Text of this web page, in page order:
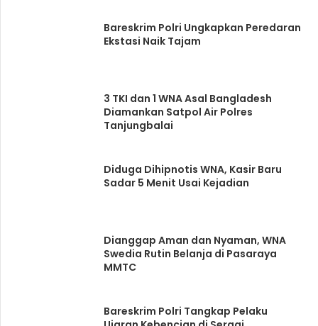
Bareskrim Polri Ungkapkan Peredaran
Ekstasi Naik Tajam
3 TKI dan 1 WNA Asal Bangladesh
Diamankan Satpol Air Polres
Tanjungbalai
Diduga Dihipnotis WNA, Kasir Baru
Sadar 5 Menit Usai Kejadian
Dianggap Aman dan Nyaman, WNA
Swedia Rutin Belanja di Pasaraya
MMTC
Bareskrim Polri Tangkap Pelaku